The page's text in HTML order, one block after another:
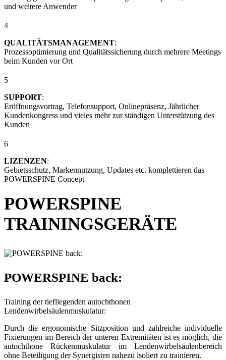
und weitere Anwender
4
QUALITÄTSMANAGEMENT:
Prozessoptimierung und Qualitätssicherung durch mehrere Meetings
beim Kunden vor Ort
5
SUPPORT:
Eröffnungsvortrag, Telefonsupport, Onlinepräsenz, Jährlicher
Kundenkongress und vieles mehr zur ständigen Unterstützung des
Kunden
6
LIZENZEN:
Gebietsschutz, Markennutzung, Updates etc. komplettieren das
POWERSPINE Concept
POWERSPINE
TRAININGSGERÄTE
POWERSPINE back:
Training der tiefliegenden autochthonen
Lendenwirbelsäulenmuskulatur:
Durch die ergonomische Sitzposition und zahlreiche individuelle
Fixierungen im Bereich der unteren Extremitäten ist es möglich, die
autochthone Rückenmuskulatur im Lendenwirbelsäulenbereich
ohne Beteiligung der Synergisten nahezu isoliert zu trainieren.